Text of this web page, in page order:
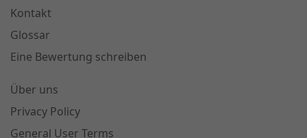
Kontakt
Glossar
Eine Bewertung schreiben
Über uns
Privacy Policy
General User Terms